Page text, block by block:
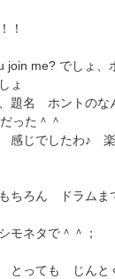
！
me? でしょ、
ょ
題名 ホントのな
った＾＾
じでしたわ♪ 楽
ちろん ドラム
ネタで＾＾；
っても じんと